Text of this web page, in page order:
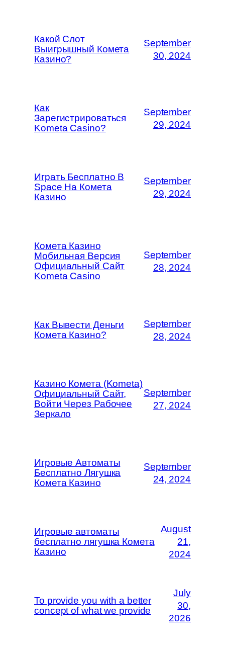
Какой Слот
Выигрышный Комета
Казино?
September
30, 2024
Как
Зарегистрироваться
Kometa Casino?
September
29, 2024
Играть Бесплатно В
Space На Комета
Казино
September
29, 2024
Комета Казино
Мобильная Версия
Официальный Сайт
Kometa Casino
September
28, 2024
Как Вывести Деньги
Комета Казино?
September
28, 2024
Казино Комета (Kometa)
Официальный Сайт,
Войти Через Рабочее
Зеркало
September
27, 2024
Игровые Автоматы
Бесплатно Лягушка
Комета Казино
September
24, 2024
Игровые автоматы
бесплатно лягушка Комета
Казино
August
21,
2024
To provide you with a better
concept of what we provide
July
30,
2026